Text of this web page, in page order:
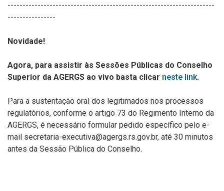
---------------------------------------------------------------------
----------------
Novidade!
Agora, para assistir às Sessões Públicas do Conselho
Superior da AGERGS ao vivo basta clicar neste link.
Para a sustentação oral dos legitimados nos processos
regulatórios, conforme o artigo 73 do Regimento Interno da
AGERGS, é necessário formular pedido específico pelo e-
mail secretaria-executiva@agergs.rs.gov.br, até 30 minutos
antes da Sessão Pública do Conselho.